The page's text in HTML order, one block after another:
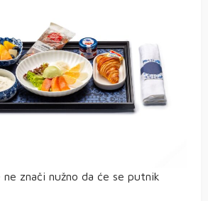
znači nužno da će se putnik